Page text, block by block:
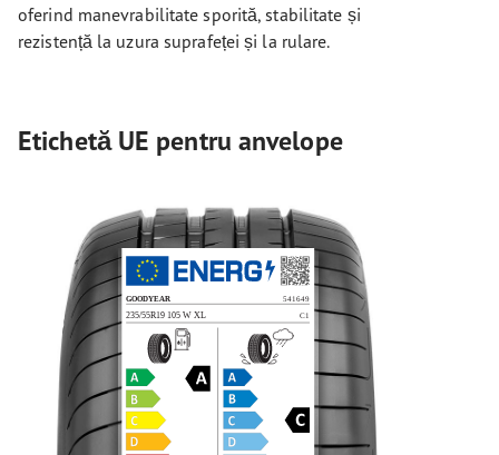
oferind manevrabilitate sporită, stabilitate și
rezistență la uzura suprafeței și la rulare.
Etichetă UE pentru anvelope